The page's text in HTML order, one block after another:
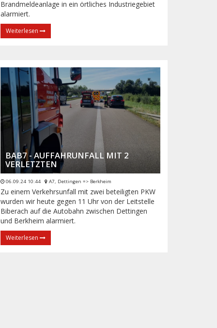
Brandmeldeanlage in ein örtliches Industriegebiet
alarmiert.
Weiterlesen
BAB7 - AUFFAHRUNFALL MIT 2
VERLETZTEN
06.09.24 10:44 A7, Dettingen => Berkheim
Zu einem Verkehrsunfall mit zwei beteiligten PKW
wurden wir heute gegen 11 Uhr von der Leitstelle
Biberach auf die Autobahn zwischen Dettingen
und Berkheim alarmiert.
Weiterlesen